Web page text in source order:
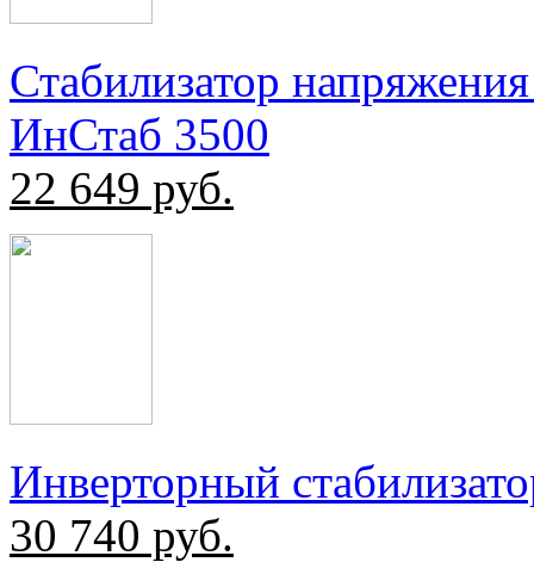
Стабилизатор
ИнСтаб 3500
22 649 руб.
Инверторный
30 740 руб.